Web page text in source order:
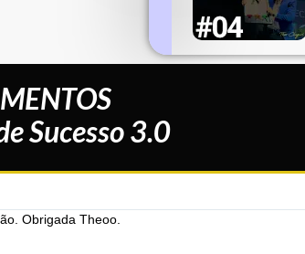
Sucesso 3.0
Obrigada Theoo.